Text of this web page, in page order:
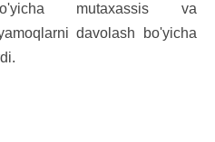
mutaxassis va
davolash bo'yicha